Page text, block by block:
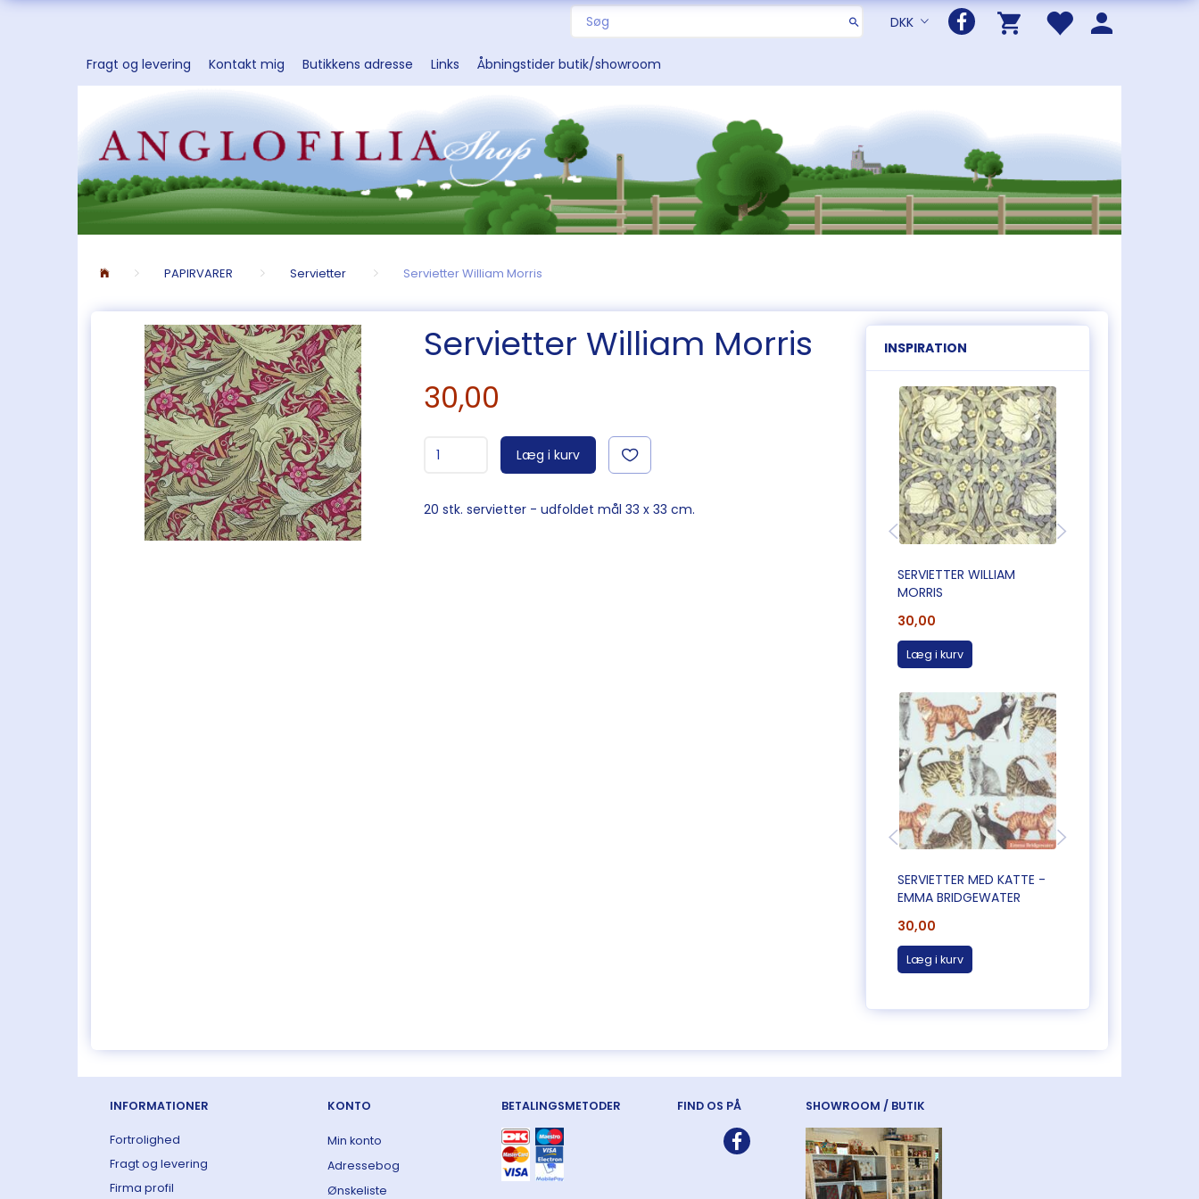
DKK
Fragt og levering Kontakt mig Butikkens adresse Links Åbningstider butik/showroom
PAPIRVARER Servietter Servietter William Morris
Servietter William Morris
30,00
Læg i kurv
20 stk. servietter - udfoldet mål 33 x 33 cm.
INSPIRATION
SERVIETTER WILLIAM
MORRIS
30,00
Læg i kurv
SERVIETTER MED KATTE -
EMMA BRIDGEWATER
30,00
Læg i kurv
INFORMATIONER
Fortrolighed
Fragt og levering
Firma profil
KONTO
Min konto
Adressebog
Ønskeliste
BETALINGSMETODER FIND OS PÅ SHOWROOM / BUTIK